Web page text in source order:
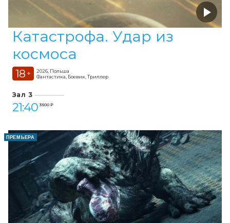
Катастрофа. Удар из
космоса
18 +
2026, Польша
Фантастика, Боевик, Триллер
Зал 3
21:40 3 500 ₽
ПРЕМЬЕРА